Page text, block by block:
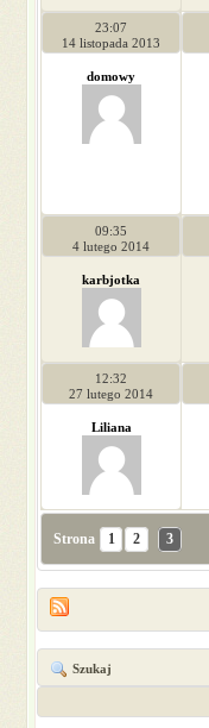
23:07
14 listopada 2013
domowy
09:35
4 lutego 2014
karbjotka
12:32
27 lutego 2014
Liliana
Strona 1 2 3
Szukaj